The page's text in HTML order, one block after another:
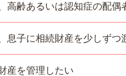
高齢あるいは認知症の配
息子に相続財産を少しずつ
産を管理したい